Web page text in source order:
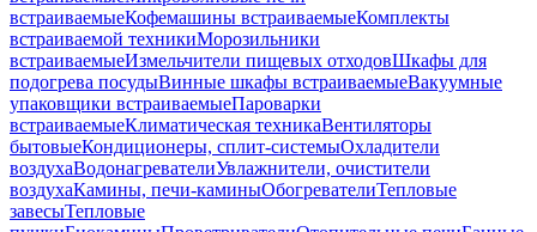
встраиваемыеКофемашины встраиваемыеКомплекты
встраиваемой техникиМорозильники
встраиваемыеИзмельчители пищевых отходовШкафы для
подогрева посудыВинные шкафы встраиваемыеВакуумные
упаковщики встраиваемыеПароварки
встраиваемыеКлиматическая техникаВентиляторы
бытовыеКондиционеры, сплит-системыОхладители
воздухаВодонагревателиУвлажнители, очистители
воздухаКамины, печи-каминыОбогревателиТепловые
завесыТепловые